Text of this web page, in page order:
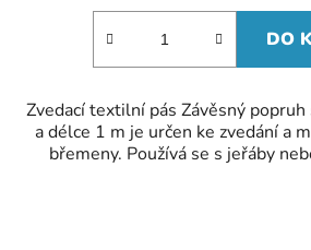
DO
Zvedací textilní pás Závěsný
a délce 1 m je určen ke zvedání a
břemeny. Používá se s jeřáby